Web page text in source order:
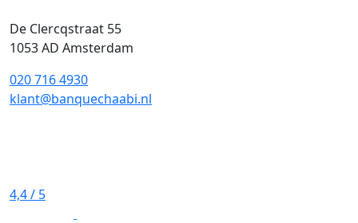
De Clercqstraat 55
1053 AD Amsterdam
020 716 4930
klant@banquechaabi.nl
4,4/ 5